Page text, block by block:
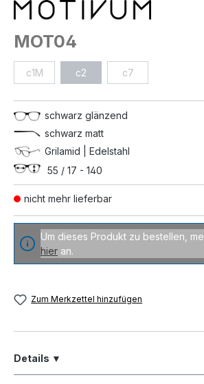
nicht mehr lieferbar
MOT04
c1M c2 c7
schwarz glänzend
schwarz matt
Grilamid | Edelstahl
55 / 17 - 140
Um dieses Produkt zu bestellen,
hier an.
Zum Merkzettel hinzufügen
Details ▼